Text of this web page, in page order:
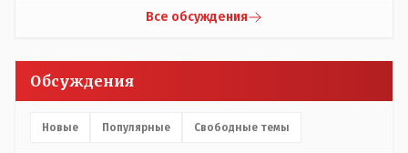
она все равно меня допрашивает:" Кто звонил? От кого
скрываешься? Почему сбросил?"
Все обсуждения
Обсуждения
Новые Популярные Свободные темы